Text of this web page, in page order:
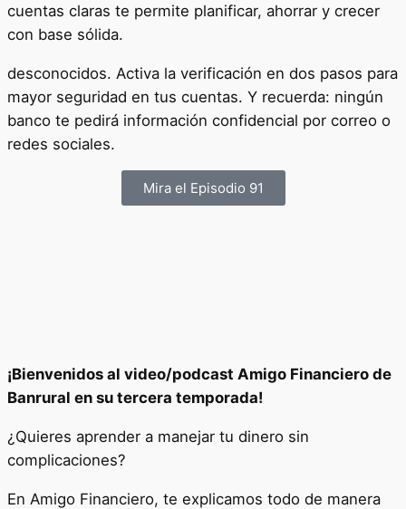
cuentas claras te permite planificar, ahorrar y crecer
con base sólida.
desconocidos. Activa la verificación en dos pasos para
mayor seguridad en tus cuentas. Y recuerda: ningún
banco te pedirá información confidencial por correo o
redes sociales.
Mira el Episodio 91
¡Bienvenidos al video/podcast Amigo Financiero de
Banrural en su tercera temporada!
¿Quieres aprender a manejar tu dinero sin
complicaciones?
En Amigo Financiero, te explicamos todo de manera